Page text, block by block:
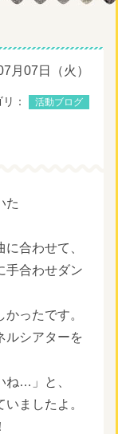
月07日（火）
： 活動ブログ
た
合わせて、
手合わせダン
ったです。
ルシアターを
ね…」と、
ましたよ。